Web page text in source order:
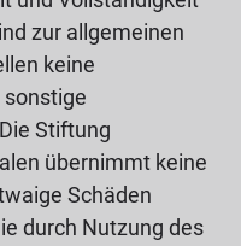
zur allgemeinen
keine
Stiftung
übernimmt keine
Schäden
durch Nutzung des